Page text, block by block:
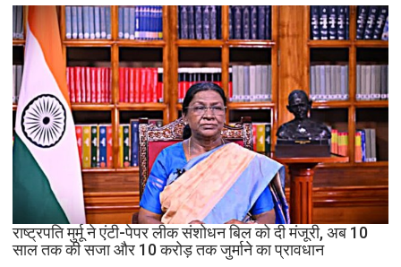
साल
सरकारी
सेवा
जरूरी!
फिर
ही
कर
सकेंगे
PG,
उत्तराखंड
स्वास्थ्य
विभाग
ने
राष्ट्रपति मुर्मू ने एंटी-पेपर लीक संशोधन बिल को दी मंजूरी, अब 10
साल तक की सजा और 10 करोड़ तक जुर्माने का प्रावधान